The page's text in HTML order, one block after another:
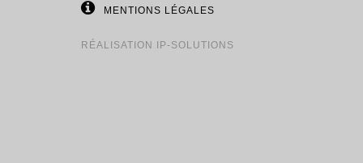
MENTIONS LÉGALES
RÉALISATION IP-SOLUTIONS